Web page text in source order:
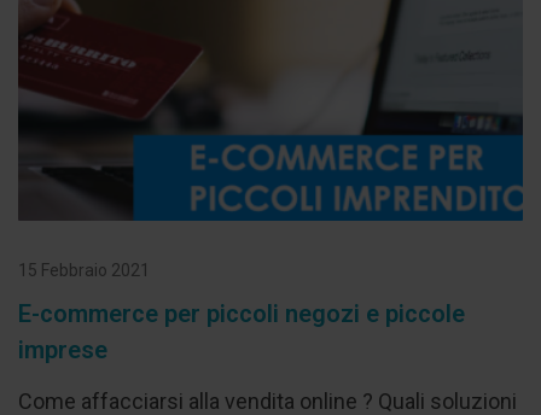
15 Febbraio 2021
E-commerce per piccoli negozi e piccole
imprese
Come affacciarsi alla vendita online ? Quali soluzioni